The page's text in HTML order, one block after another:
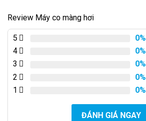
Review Máy co màng hơi
5 0%
4
0%
3
0%
2
0%
1
0%
ĐÁNH GIÁ NGAY